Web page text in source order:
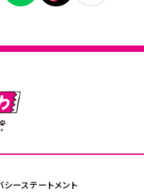
シーステートメント